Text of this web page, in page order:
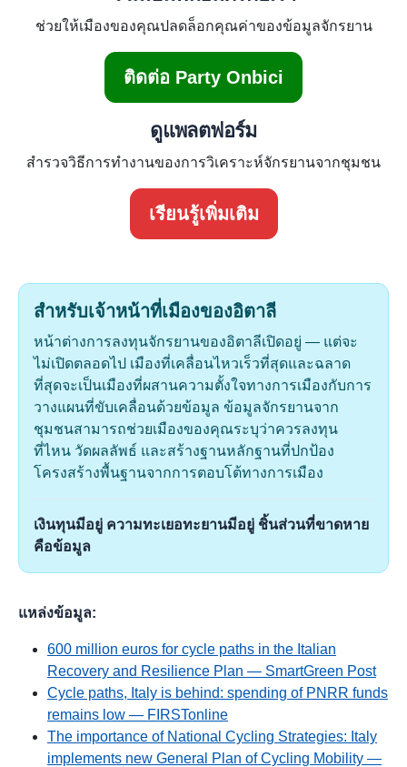
ช่วยให้เมืองของคุณปลดล็อกคุณค่าของข้อมูลจักรยาน
ติดต่อ Party Onbici
ดูแพลตฟอร์ม
สำรวจวิธีการทำงานของการวิเคราะห์จักรยานจากชุมชน
เรียนรู้เพิ่มเติม
สำหรับเจ้าหน้าที่เมืองของอิตาลี
หน้าต่างการลงทุนจักรยานของอิตาลีเปิดอยู่ — แต่จะ
ไม่เปิดตลอดไป เมืองที่เคลื่อนไหวเร็วที่สุดและฉลาด
ที่สุดจะเป็นเมืองที่ผสานความตั้งใจทางการเมืองกับการ
วางแผนที่ขับเคลื่อนด้วยข้อมูล ข้อมูลจักรยานจาก
ชุมชนสามารถช่วยเมืองของคุณระบุว่าควรลงทุน
ที่ไหน วัดผลลัพธ์ และสร้างฐานหลักฐานที่ปกป้อง
โครงสร้างพื้นฐานจากการตอบโต้ทางการเมือง
เงินทุนมีอยู่ ความทะเยอทะยานมีอยู่ ชิ้นส่วนที่ขาดหาย
คือข้อมูล
แหล่งข้อมูล:
600 million euros for cycle paths in the Italian
Recovery and Resilience Plan — SmartGreen Post
Cycle paths, Italy is behind: spending of PNRR funds
remains low — FIRSTonline
The importance of National Cycling Strategies: Italy
implements new General Plan of Cycling Mobility —